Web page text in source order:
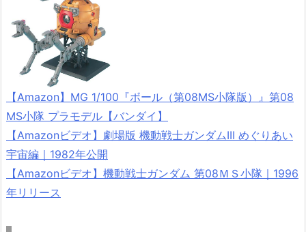
【Amazon】MG 1/100『ボール（第08MS小隊版）』第08
MS小隊 プラモデル【バンダイ】
【Amazonビデオ】劇場版 機動戦士ガンダムIII めぐりあい
宇宙編｜1982年公開
【Amazonビデオ】機動戦士ガンダム 第08ＭＳ小隊｜1996
年リリース